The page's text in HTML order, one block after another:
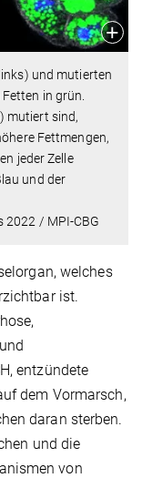
und mutierten
in grün.
mutiert sind,
Fettmengen,
jeder Zelle
und der
2022 / MPI-CBG
welches
ist.
entzündete
dem Vormarsch,
daran sterben.
und die
von